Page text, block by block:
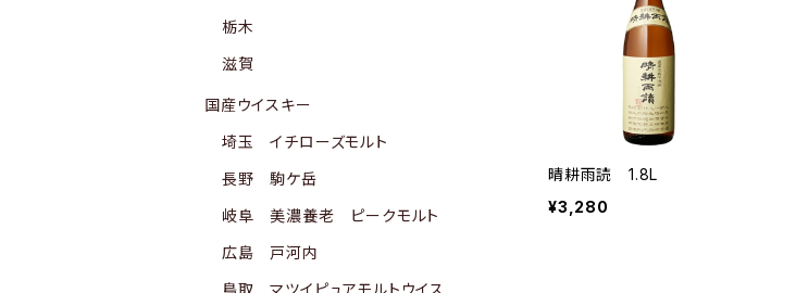
晴耕雨読 1.8L
¥3,280
栃木
滋賀
国産ウイスキー
埼玉 イチローズモルト
長野 駒ケ岳
岐阜 美濃養老 ピークモルト
広島 戸河内
鳥取 マツイピュアモルトウイス